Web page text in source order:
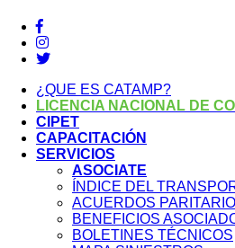
¿QUE ES CATAMP?
LICENCIA NACIONAL DE
CIPET
CAPACITACIÓN
SERVICIOS
ASOCIATE
ÍNDICE DEL
ACUERDOS
BENEFICIOS
BOLETINES TÉCNICOS